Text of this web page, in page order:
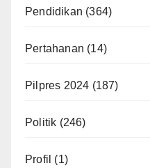
Pendidikan (364)
Pertahanan (14)
Pilpres 2024 (187)
Politik (246)
Profil (1)